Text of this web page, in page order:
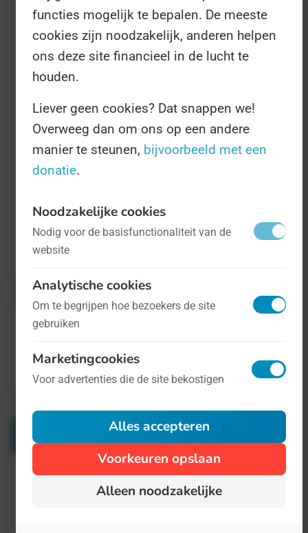
Tijdens de Dag staan we stil bij problemen
waar specifiek mannen last van hebben.
Denk aan gezondheidsproblemen zoals
seksediscriminatie of seksueel geweld.
Tijdens de Dag vinden over de hele wereld
voorlichtingssessies plaats, en besteden
Extra informatie nodig? Kijk dan even op
deze website
Verwante Dagen
Internationale Dag van de Rechten van de
functies mogelijk te bepalen. De meeste
cookies zijn noodzakelijk, anderen helpen
ons deze site financieel in de lucht te
houden.
Liever geen cookies? Dat snappen we!
Overweeg dan om ons op een andere
manier te steunen, bijvoorbeeld met een
donatie.
Noodzakelijke cookies
Nodig voor de basisfunctionaliteit van de
website
Analytische cookies
Om te begrijpen hoe bezoekers de site
gebruiken
Marketingcookies
Voor advertenties die de site bekostigen
Alles accepteren
Voorkeuren opslaan
Alleen noodzakelijke